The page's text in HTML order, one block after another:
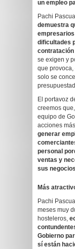
un empleo
Pachi
demuestra
dificultades
contratación
se exigen y
que
solo se
El portavoz
creemos
equipo de
acciones
generar
personal
ventas y
sus negocios
Más
Pachi
meses muy
hosteleros,
Gobierno
sí están